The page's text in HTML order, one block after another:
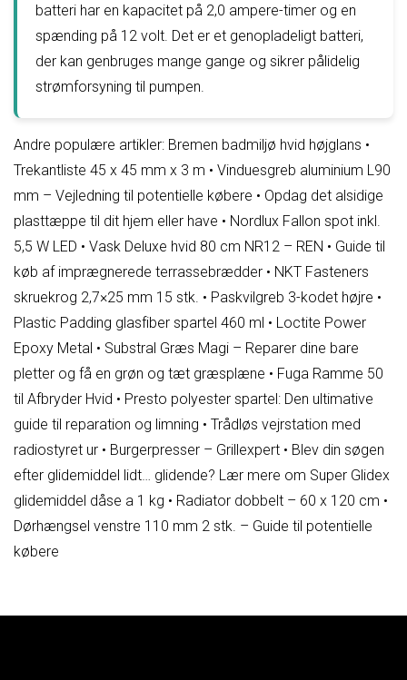
batteri har en kapacitet på 2,0 ampere-timer og en
spænding på 12 volt. Det er et genopladeligt batteri,
der kan genbruges mange gange og sikrer pålidelig
strømforsyning til pumpen.
Andre populære artikler: Bremen badmiljø hvid højglans •
Trekantliste 45 x 45 mm x 3 m • Vinduesgreb aluminium L90
mm – Vejledning til potentielle købere • Opdag det alsidige
plasttæppe til dit hjem eller have • Nordlux Fallon spot inkl.
5,5 W LED • Vask Deluxe hvid 80 cm NR12 – REN • Guide til
køb af imprægnerede terrassebrædder • NKT Fasteners
skruekrog 2,7×25 mm 15 stk. • Paskvilgreb 3-kodet højre •
Plastic Padding glasfiber spartel 460 ml • Loctite Power
Epoxy Metal • Substral Græs Magi – Reparer dine bare
pletter og få en grøn og tæt græsplæne • Fuga Ramme 50
til Afbryder Hvid • Presto polyester spartel: Den ultimative
guide til reparation og limning • Trådløs vejrstation med
radiostyret ur • Burgerpresser – Grillexpert • Blev din søgen
efter glidemiddel lidt… glidende? Lær mere om Super Glidex
glidemiddel dåse a 1 kg • Radiator dobbelt – 60 x 120 cm •
Dørhængsel venstre 110 mm 2 stk. – Guide til potentielle
købere